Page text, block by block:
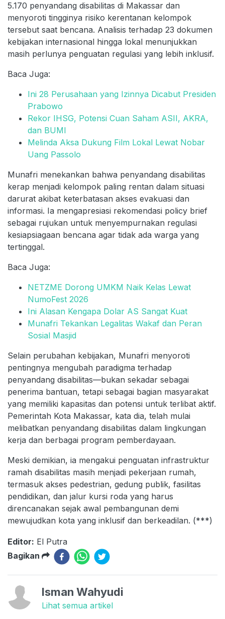
5.170 penyandang disabilitas di Makassar dan
menyoroti tingginya risiko kerentanan kelompok
tersebut saat bencana. Analisis terhadap 23 dokumen
kebijakan internasional hingga lokal menunjukkan
masih perlunya penguatan regulasi yang lebih inklusif.
Baca Juga:
Ini 28 Perusahaan yang Izinnya Dicabut Presiden
Prabowo
Rekor IHSG, Potensi Cuan Saham ASII, AKRA,
dan BUMI
Melinda Aksa Dukung Film Lokal Lewat Nobar
Uang Passolo
Munafri menekankan bahwa penyandang disabilitas
kerap menjadi kelompok paling rentan dalam situasi
darurat akibat keterbatasan akses evakuasi dan
informasi. Ia mengapresiasi rekomendasi policy brief
sebagai rujukan untuk menyempurnakan regulasi
kesiapsiagaan bencana agar tidak ada warga yang
tertinggal.
Baca Juga:
NETZME Dorong UMKM Naik Kelas Lewat
NumoFest 2026
Ini Alasan Kengapa Dolar AS Sangat Kuat
Munafri Tekankan Legalitas Wakaf dan Peran
Sosial Masjid
Selain perubahan kebijakan, Munafri menyoroti
pentingnya mengubah paradigma terhadap
penyandang disabilitas—bukan sekadar sebagai
penerima bantuan, tetapi sebagai bagian masyarakat
yang memiliki kapasitas dan potensi untuk terlibat aktif.
Pemerintah Kota Makassar, kata dia, telah mulai
melibatkan penyandang disabilitas dalam lingkungan
kerja dan berbagai program pemberdayaan.
Meski demikian, ia mengakui penguatan infrastruktur
ramah disabilitas masih menjadi pekerjaan rumah,
termasuk akses pedestrian, gedung publik, fasilitas
pendidikan, dan jalur kursi roda yang harus
direncanakan sejak awal pembangunan demi
mewujudkan kota yang inklusif dan berkeadilan. (***)
Editor: El Putra
Bagikan
Isman Wahyudi
Lihat semua artikel